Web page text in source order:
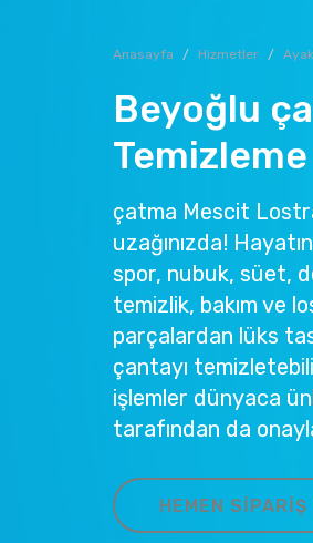
Anasayfa Hizmetler
Beyoğlu
çatma Mescit
uzağınızda!
spor, nubuk, süet,
temizlik, bakım ve
parçalardan lüks
çantayı
işlemler dünyaca
tarafından da
HEMEN SIPARIŞ